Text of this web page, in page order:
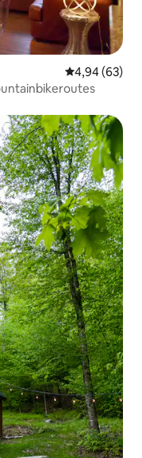
Gemiddelde
4,94 (63)